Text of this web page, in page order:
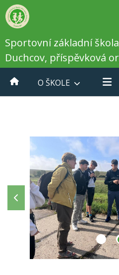
Sportovní základní
Duchcov, příspěvková
O ŠKOLE